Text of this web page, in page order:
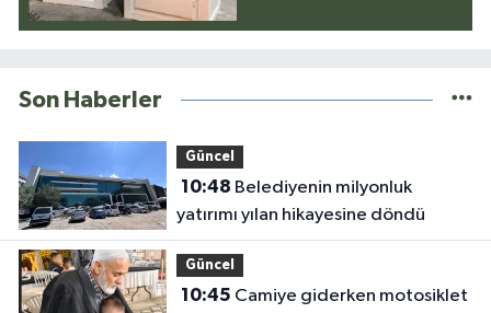
Son Haberler
Güncel
10:48
yatırımı yılan hikayesine döndü
Güncel
10:45